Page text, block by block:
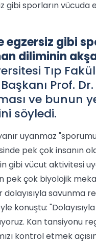
gibi sporların
egzersiz gibi
diliminin
Tıp
Başkanı Prof.
ve bunun
söyledi.
uyanmaz
pek çok insanın
gibi vücut aktivitesi
pek çok biyolojik
savunma
konuştu:
Kan tansiyonu
kontrol etmek